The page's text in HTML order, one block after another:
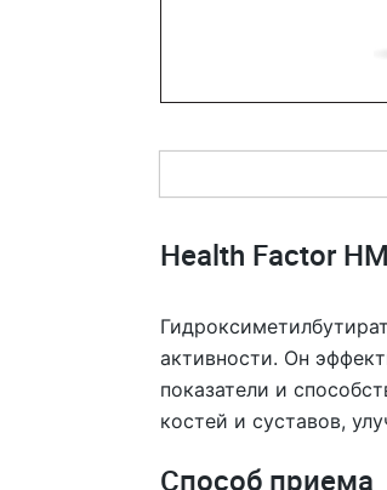
Health Factor
активности. Он
показатели и
костей и суставов,
Способ приема